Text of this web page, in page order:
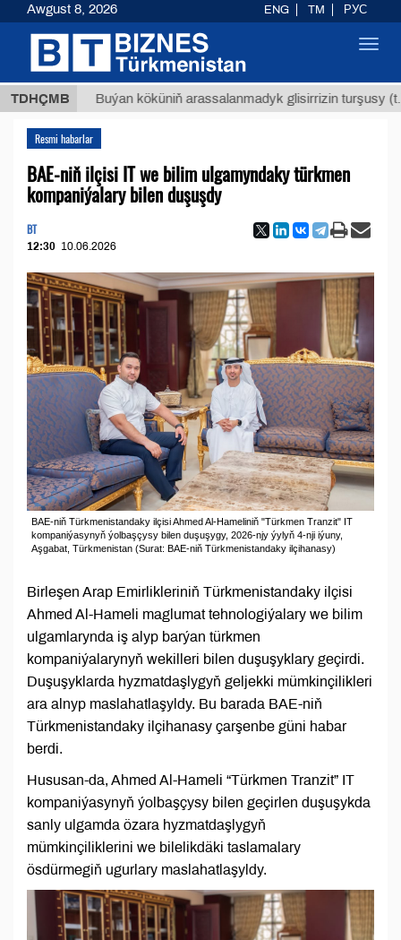
TDHÇMBBuýan köküniň arassalanmadyk glisirrizin turşusy (t.)
Resmi habarlar
BAE-niň ilçisi IT we bilim ulgamyndaky türkmen
kompaniýalary bilen duşuşdy
BT
12:30 10.06.2026
BAE-niň Türkmenistandaky ilçisi Ahmed Al-Hameliniň "Türkmen Tranzit" IT
kompaniýasynyň ýolbaşçysy bilen duşuşygy, 2026-njy ýylyň 4-nji iýuny,
Aşgabat, Türkmenistan (Surat: BAE-niň Türkmenistandaky ilçihanasy)
Birleşen Arap Emirlikleriniň Türkmenistandaky ilçisi
Ahmed Al-Hameli maglumat tehnologiýalary we bilim
ulgamlarynda iş alyp barýan türkmen
kompaniýalarynyň wekilleri bilen duşuşyklary geçirdi.
Duşuşyklarda hyzmatdaşlygyň geljekki mümkinçilikleri
ara alnyp maslahatlaşyldy. Bu barada BAE-niň
Türkmenistandaky ilçihanasy çarşenbe güni habar
berdi.
Hususan-da, Ahmed Al-Hameli “Türkmen Tranzit” IT
kompaniýasynyň ýolbaşçysy bilen geçirlen duşuşykda
sanly ulgamda özara hyzmatdaşlygyň
mümkinçiliklerini we bilelikdäki taslamalary
ösdürmegiň ugurlary maslahatlaşyldy.
Awgust 8, 2026 ENG TM РУС